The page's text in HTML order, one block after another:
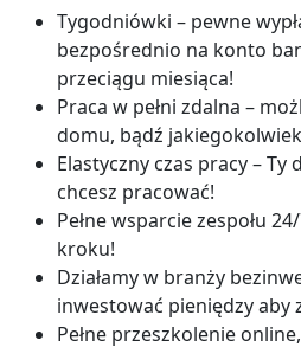
Tygodniówki – pewne
bezpośrednio na konto
przeciągu miesiąca!
Praca w pełni zdalna –
domu, bądź
Elastyczny czas pracy – Ty
chcesz pracować!
Pełne wsparcie zespołu
kroku!
Działamy w branży
inwestować pieniędzy aby
Pełne przeszkolenie